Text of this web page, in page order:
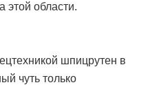
этой области.
шпицрутен в
чуть только